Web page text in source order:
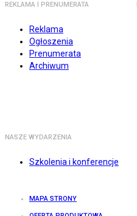
REKLAMA I PRENUMERATA
Reklama
Ogłoszenia
Prenumerata
Archiwum
NASZE WYDARZENIA
Szkolenia i konferencje
MAPA STRONY